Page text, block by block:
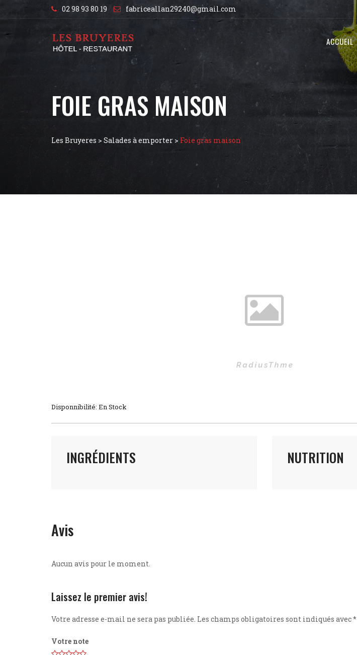
02 98 93 80 19 fabriceallan29240@gmail.com
ACCUEIL
FOIE GRAS MAISON
Les Bruyeres > Salades à emporter > Foie gras maison
Disponnibilité: En Stock
INGRÉDIENTS NUTRITION
Avis
Aucun avis pour le moment.
Laissez le premier avis!
Votre adresse e-mail ne sera pas publiée. Les champs obligatoires sont indiqués avec*
Votre note